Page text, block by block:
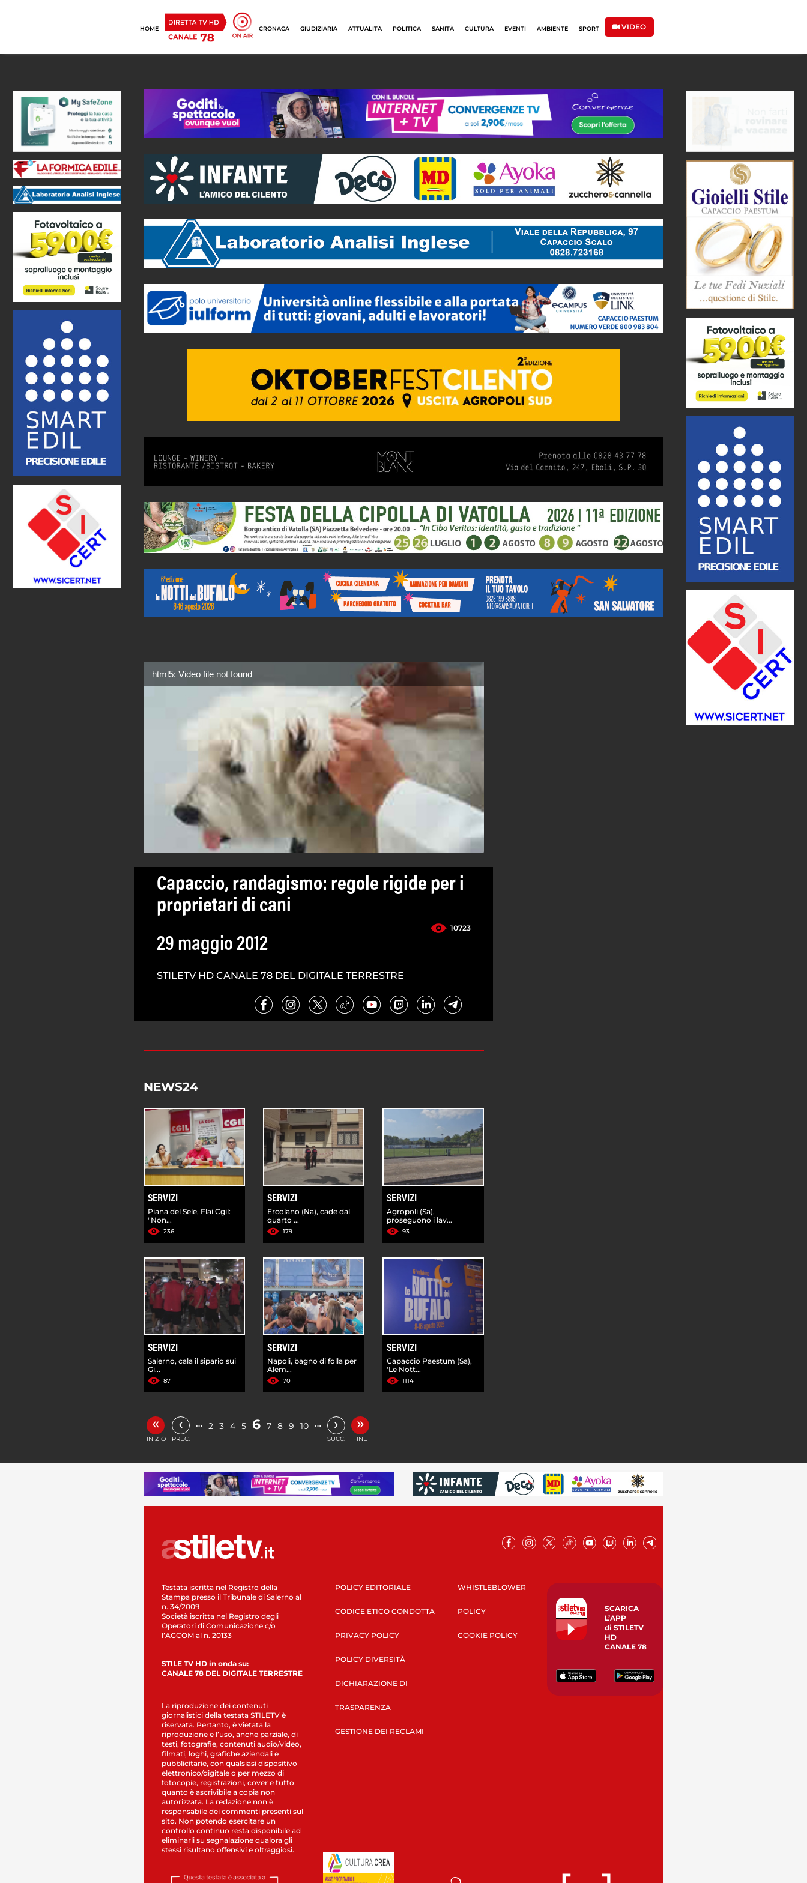
HOME CRONACA GIUDIZIARIA ATTUALITÀ POLITICA SANITÀ CULTURA EVENTI AMBIENTE SPORT VIDEO
html5: Video file not found
Capaccio, randagismo: regole rigide per i
proprietari di cani
10723
29 maggio 2012
STILETV HD CANALE 78 DEL DIGITALE TERRESTRE
NEWS24
SERVIZI
Piana del Sele, Flai Cgil:
"Non...
236
SERVIZI
Ercolano (Na), cade dal
quarto ...
179
SERVIZI
Agropoli (Sa),
proseguono i lav...
93
SERVIZI
Salerno, cala il sipario sui
Gi...
87
SERVIZI
Napoli, bagno di folla per
Alem...
70
SERVIZI
Capaccio Paestum (Sa),
'Le Nott...
1114
«
INIZIO
‹
PREC.
… 2 3 4 5 6 7 8 9 10 … ›
SUCC.
»
FINE
Testata iscritta nel Registro della
Stampa presso il Tribunale di Salerno al
n. 34/2009
Società iscritta nel Registro degli
Operatori di Comunicazione c/o
l’AGCOM al n. 20133
STILE TV HD in onda su:
CANALE 78 DEL DIGITALE TERRESTRE
La riproduzione dei contenuti
giornalistici della testata STILETV è
riservata. Pertanto, è vietata la
riproduzione e l’uso, anche parziale, di
testi, fotografie, contenuti audio/video,
filmati, loghi, grafiche aziendali e
pubblicitarie, con qualsiasi dispositivo
elettronico/digitale o per mezzo di
fotocopie, registrazioni, cover e tutto
quanto è ascrivibile a copia non
autorizzata. La redazione non è
responsabile dei commenti presenti sul
sito. Non potendo esercitare un
controllo continuo resta disponibile ad
eliminarli su segnalazione qualora gli
stessi risultano offensivi e oltraggiosi.
POLICY EDITORIALE
CODICE ETICO CONDOTTA
PRIVACY POLICY
POLICY DIVERSITÀ
DICHIARAZIONE DI
TRASPARENZA
GESTIONE DEI RECLAMI
WHISTLEBLOWER
POLICY
COOKIE POLICY
SCARICA
L’APP
di STILETV
HD
CANALE 78